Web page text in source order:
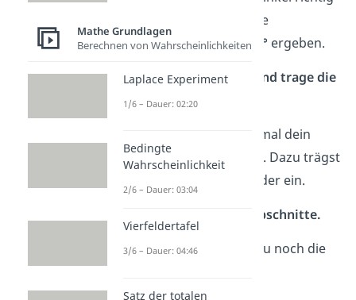
berechnet hast, denn ihre
Summemuss immer360° ergeben.
(2) Zeichne einen Kreis und trage die
Winkel ein.
Nun kannst du ganz normal dein
Kreisdiagramm zeichnen. Dazu trägst
du die Winkel nacheinander ein.
(3) Beschrifte die Kreisabschnitte.
Als Letztes beschriftest du noch die
Mathe Grundlagen
Berechnen von Wahrscheinlichkeiten
Laplace Experiment
1/6 – Dauer: 02:20
Bedingte
Wahrscheinlichkeit
2/6 – Dauer: 03:04
Vierfeldertafel
3/6 – Dauer: 04:46
Satz der totalen